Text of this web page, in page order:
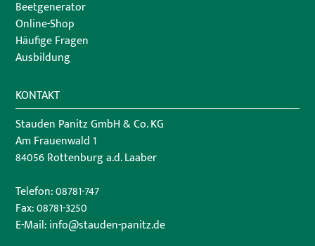
Beetgenerator
Online-Shop
Häufige Fragen
Ausbildung
KONTAKT
Stauden Panitz GmbH & Co. KG
Am Frauenwald 1
84056 Rottenburg a.d. Laaber
Telefon:08781-747
Fax: 08781-3250
E-Mail:info@stauden-panitz.de